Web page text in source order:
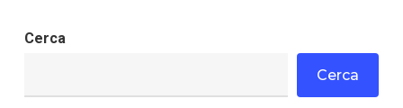
Cerca
Cerca